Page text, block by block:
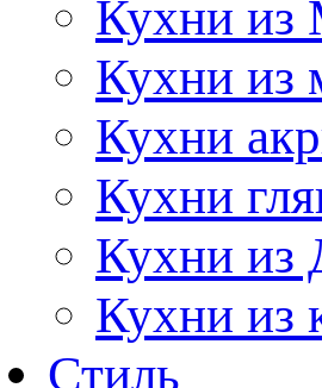
Кухни
Кухни из
Кухни
Кухни
Кухни
Кухни из
Стиль